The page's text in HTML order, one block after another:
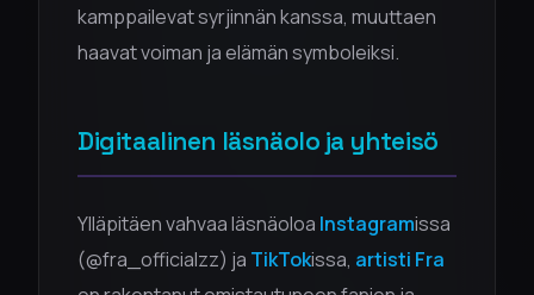
kamppailevat syrjinnän kanssa, muuttaen
haavat voiman ja elämän symboleiksi.
Digitaalinen läsnäolo ja yhteisö
Ylläpitäen vahvaa läsnäoloa Instagramissa
(@fra_officialzz) ja TikTokissa, artisti Fra